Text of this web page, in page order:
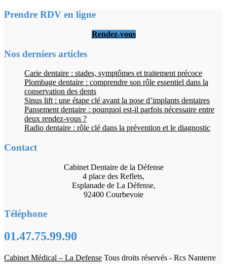
Prendre RDV en ligne
Rendez-vous
Nos derniers articles
Carie dentaire : stades, symptômes et traitement précoce
Plombage dentaire : comprendre son rôle essentiel dans la
conservation des dents
Sinus lift : une étape clé avant la pose d’implants dentaires
Pansement dentaire : pourquoi est-il parfois nécessaire entre
deux rendez-vous ?
Radio dentaire : rôle clé dans la prévention et le diagnostic
Contact
Cabinet Dentaire de la Défense
4 place des Reflets,
Esplanade de La Défense,
92400 Courbevoie
Téléphone
01.47.75.99.90
Cabinet Médical – La Defense Tous droits réservés - Rcs Nanterre